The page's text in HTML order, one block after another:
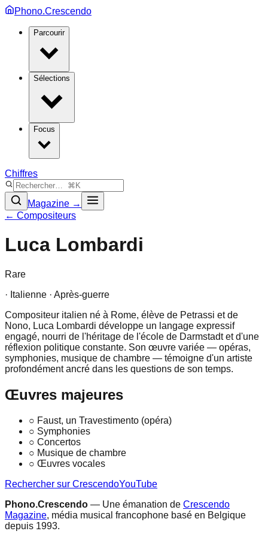
Phono.Crescendo
Parcourir
Sélections
Focus
Chiffres
Magazine →
← Compositeurs
Luca Lombardi
Rare
· Italienne · Après-guerre
Compositeur italien né à Rome, élève de Petrassi et de
Nono, Luca Lombardi développe un langage expressif
engagé, nourri de l'héritage de l'école de Darmstadt et d'une
réflexion politique constante. Son œuvre variée — opéras,
symphonies, musique de chambre — témoigne d'un artiste
profondément ancré dans les questions de son temps.
Œuvres majeures
○ Faust, un Travestimento (opéra)
○ Symphonies
○ Concertos
○ Musique de chambre
○ Œuvres vocales
Rechercher sur CrescendoYouTube
Phono.Crescendo — Une émanation de Crescendo
Magazine, média musical francophone basé en Belgique
depuis 1993.